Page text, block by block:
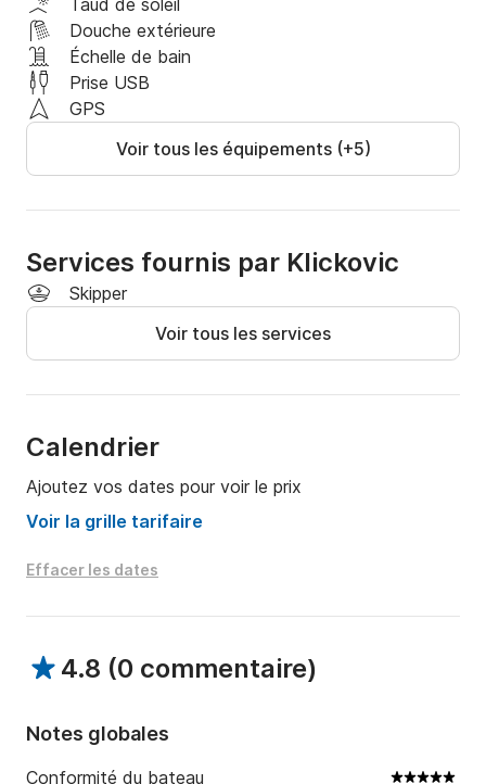
Taud de soleil
Douche extérieure
Échelle de bain
Prise USB
GPS
Voir tous les équipements (+5)
Services fournis par Klickovic
Skipper
Voir tous les services
Calendrier
Ajoutez vos dates pour voir le prix
Voir la grille tarifaire
Effacer les dates
4.8 (0 commentaire)
Notes globales
Conformité du bateau